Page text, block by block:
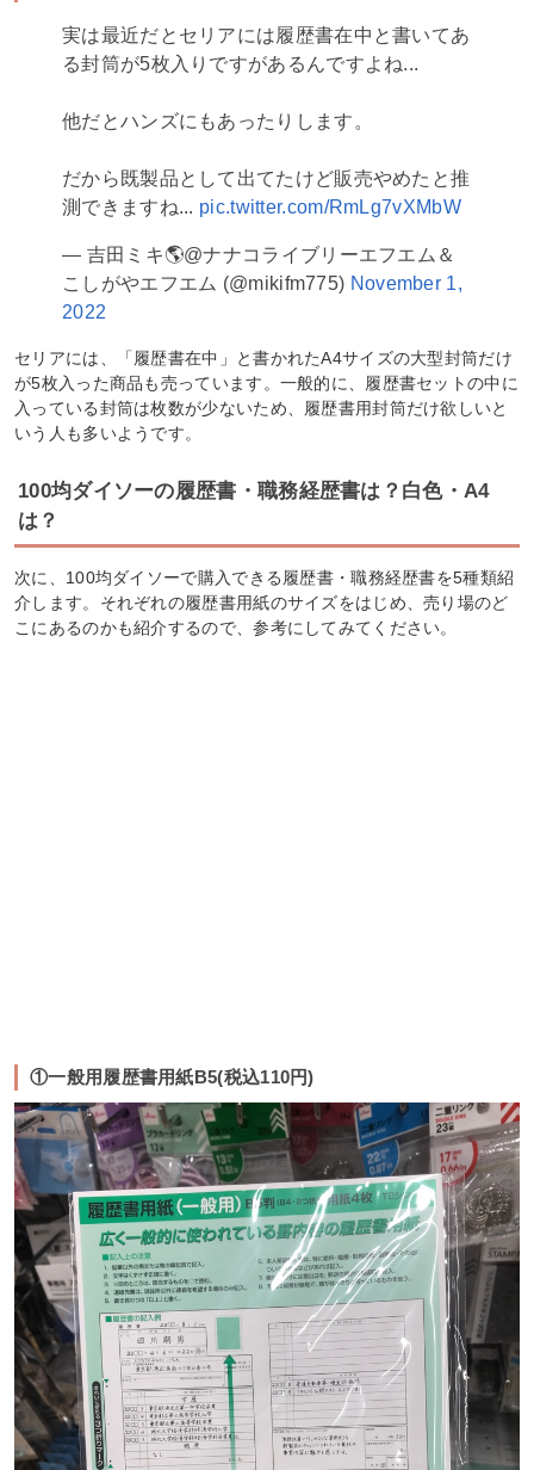
実は最近だとセリアには履歴書在中と書いてあ
る封筒が5枚入りですがあるんですよね...
他だとハンズにもあったりします。
だから既製品として出てたけど販売やめたと推
測できますね... pic.twitter.com/RmLg7vXMbW
— 吉田ミキ🌎@ナナコライブリーエフエム＆
こしがやエフエム (@mikifm775) November 1,
2022
セリアには、「履歴書在中」と書かれたA4サイズの大型封筒だけ
が5枚入った商品も売っています。一般的に、履歴書セットの中に
入っている封筒は枚数が少ないため、履歴書用封筒だけ欲しいと
いう人も多いようです。
100均ダイソーの履歴書・職務経歴書は？白色・A4
は？
次に、100均ダイソーで購入できる履歴書・職務経歴書を5種類紹
介します。それぞれの履歴書用紙のサイズをはじめ、売り場のど
こにあるのかも紹介するので、参考にしてみてください。
①一般用履歴書用紙B5(税込110円)